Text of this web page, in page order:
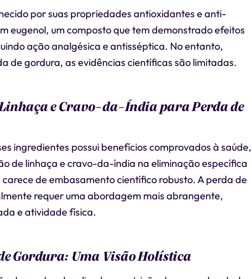
por suas propriedades antioxidantes e anti-
eugenol, um composto que tem demonstrado efeitos
ação analgésica e antisséptica. No entanto,
de gordura, as evidências científicas são limitadas.
e Cravo-da-Índia para Perda de
ingredientes possui benefícios comprovados à saúde,
de linhaça e cravo-da-índia na eliminação específica
de embasamento científico robusto. A perda de
requer uma abordagem mais abrangente,
e atividade física.
Gordura: Uma Visão Holística